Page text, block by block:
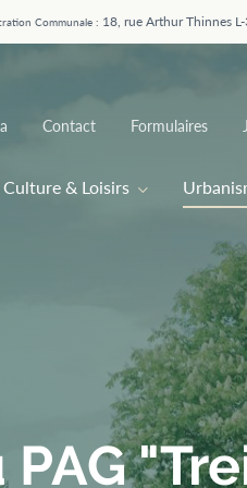
Communale : 18, rue Arthur Thinnes
Culture & Loisirs
Contact Formulaires